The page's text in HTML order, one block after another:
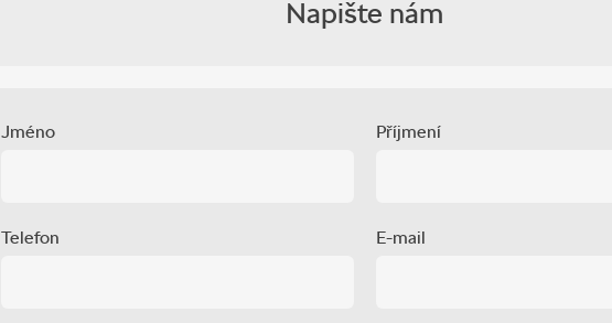
Napište nám
Jméno Příjmení
Telefon E-mail